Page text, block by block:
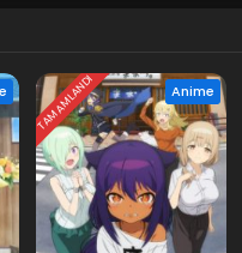
TAMAMLANDI Anime